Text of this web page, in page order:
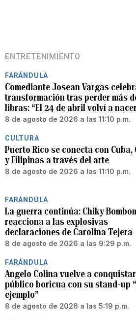
ENTRETENIMIENTO
FARÁNDULA
Comediante Josean Vargas
transformación tras perder más
libras: “El 24 de abril volví a
8 de agosto de 2026 a las 11:10 p.m.
CULTURA
Puerto Rico se conecta con Cuba,
y Filipinas a través del arte
8 de agosto de 2026 a las 11:10 p.m.
FARÁNDULA
La guerra continúa: Chiky
reacciona a las explosivas
declaraciones de Carolina Tejera
8 de agosto de 2026 a las 9:29 p.m.
FARÁNDULA
Angelo Colina vuelve a
público boricua con su stand-up
ejemplo”
8 de agosto de 2026 a las 5:19 p.m.